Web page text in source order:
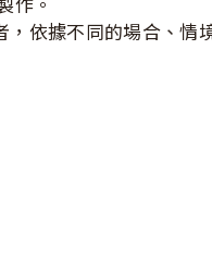
依據不同的場合、情